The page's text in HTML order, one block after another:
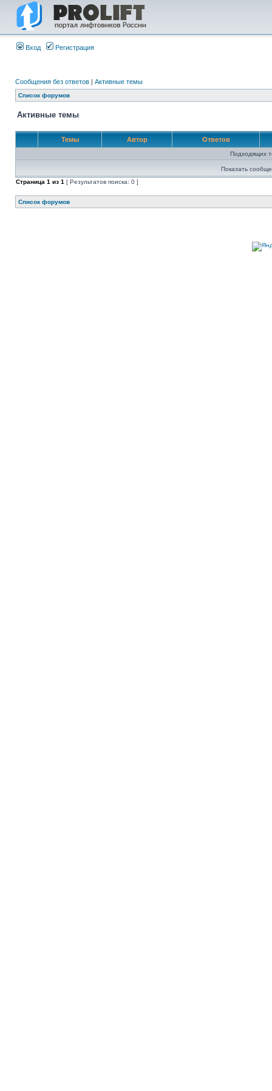
Вход Регистрация
Сообщения без ответов | Активные темы
Список форумов
Активные темы
Темы Автор Ответов
Подходящих
Показать
Страница 1 из 1 [ Результатов поиска: 0 ]
Список форумов